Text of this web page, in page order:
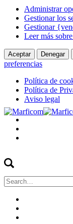
Administrar
Gestionar los
Gestionar
Leer más
Aceptar Denegar
preferencias
Política de
Política de
Aviso legal
Search
for: